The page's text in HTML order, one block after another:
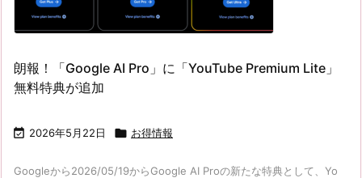
朗報！「Google AI Pro」に「YouTube Premium Lite」
無料特典が追加
 2026年5月22日  お得情報
Googleから2026/05/19からGoogle AI Proの新たな特典として、Yo